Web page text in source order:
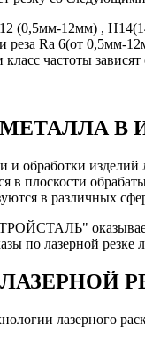
(0,5мм-12мм) ,
реза Ra 6(от 0,5мм-
частоты
МЕТАЛЛА
обработки изделий
в плоскости
в различных
по лазерной резке
лазерного